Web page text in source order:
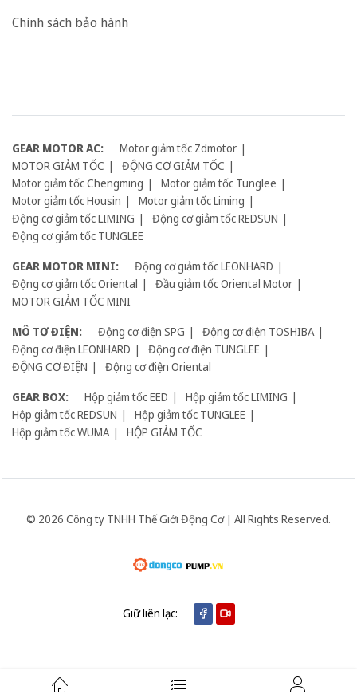
Chính sách bảo hành
GEAR MOTOR AC:
Motor giảm tốc Zdmotor
MOTOR GIẢM TỐC
ĐỘNG CƠ GIẢM TỐC
Motor giảm tốc Chengming
Motor giảm tốc Tunglee
Motor giảm tốc Housin
Motor giảm tốc Liming
Động cơ giảm tốc LIMING
Động cơ giảm tốc REDSUN
Động cơ giảm tốc TUNGLEE
GEAR MOTOR MINI:
Động cơ giảm tốc LEONHARD
Động cơ giảm tốc Oriental
Đầu giảm tốc Oriental Motor
MOTOR GIẢM TỐC MINI
MÔ TƠ ĐIỆN:
Động cơ điện SPG
Động cơ điện TOSHIBA
Động cơ điện LEONHARD
Động cơ điện TUNGLEE
ĐỘNG CƠ ĐIỆN
Động cơ điện Oriental
GEAR BOX:
Hộp giảm tốc EED
Hộp giảm tốc LIMING
Hộp giảm tốc REDSUN
Hộp giảm tốc TUNGLEE
Hộp giảm tốc WUMA
HỘP GIẢM TỐC
© 2026 Công ty TNHH Thế Giới Động Cơ | All Rights Reserved.
Giữ liên lạc: